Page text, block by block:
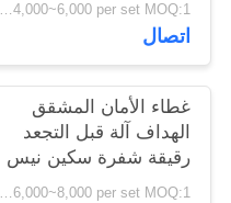
USD 4,000~6,000 per set MOQ:1 مجموعة
اتصال
غطاء الأمان المشقق
الهداف آلة قبل التجعد
رقيقة شفرة سكين نيس
قطع حافة
USD 6,000~8,000 per set MOQ:1 مجموعة